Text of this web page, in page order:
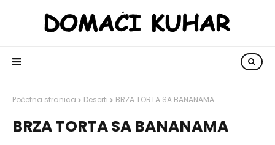
Početna stranica Deserti BRZA TORTA SA BANANAMA
BRZA TORTA SA BANANAMA